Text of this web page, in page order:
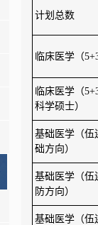
计划总数
临床医学（
临床医学（
科学硕士）
基础医学（伍
础方向）
基础医学（伍
防方向）
基础医学（伍